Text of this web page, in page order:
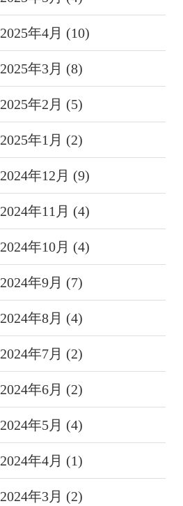
2025年4月 (10)
2025年3月 (8)
2025年2月 (5)
2025年1月 (2)
2024年12月 (9)
2024年11月 (4)
2024年10月 (4)
2024年9月 (7)
2024年8月 (4)
2024年7月 (2)
2024年6月 (2)
2024年5月 (4)
2024年4月 (1)
2024年3月 (2)